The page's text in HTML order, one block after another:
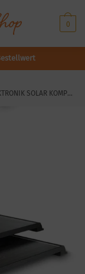
0
MT CDS Power Line Typ MT 420 – 2 CDS mit EINBAU